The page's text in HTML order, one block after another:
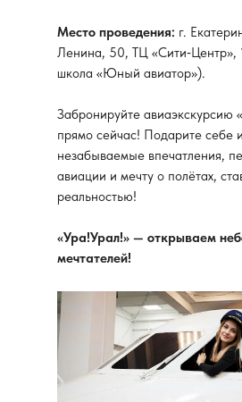
Место проведения: г.
Ленина, 50, ТЦ «Сити‑Центр»,
школа «Юный авиатор»).
Забронируйте
прямо сейчас! Подарите себе
незабываемые впечатления,
авиации и мечту о полётах,
реальностью!
«Ура!Урал!» — открываем
мечтателей!